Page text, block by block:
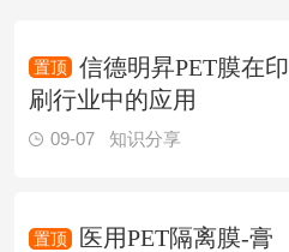
信德明昇PET膜在印
刷行业中的应用
09-07 知识分享
医用PET隔离膜-膏